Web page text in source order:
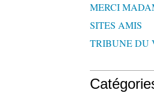
MERCI
SITES AMIS
TRIBUNE DU